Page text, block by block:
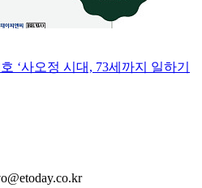
‘사오정 시대, 73세까지 일하기